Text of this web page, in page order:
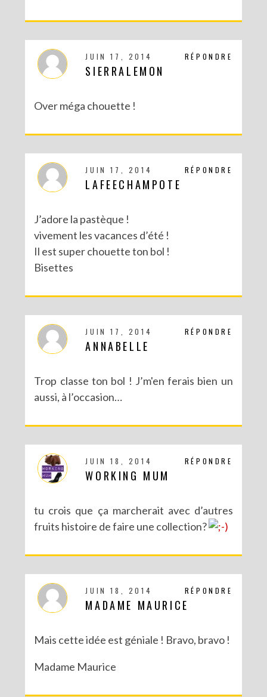
RÉPONDRE
JUIN 17, 2014
SIERRALEMON
Over méga chouette !
RÉPONDRE
JUIN 17, 2014
LAFEECHAMPOTE
J’adore la pastèque !
vivement les vacances d’été !
Il est super chouette ton bol !
Bisettes
RÉPONDRE
JUIN 17, 2014
ANNABELLE
Trop classe ton bol ! J’m'en ferais bien un
aussi, à l’occasion…
RÉPONDRE
JUIN 18, 2014
WORKING MUM
tu crois que ça marcherait avec d’autres
fruits histoire de faire une collection?
RÉPONDRE
JUIN 18, 2014
MADAME MAURICE
Mais cette idée est géniale ! Bravo, bravo !
Madame Maurice